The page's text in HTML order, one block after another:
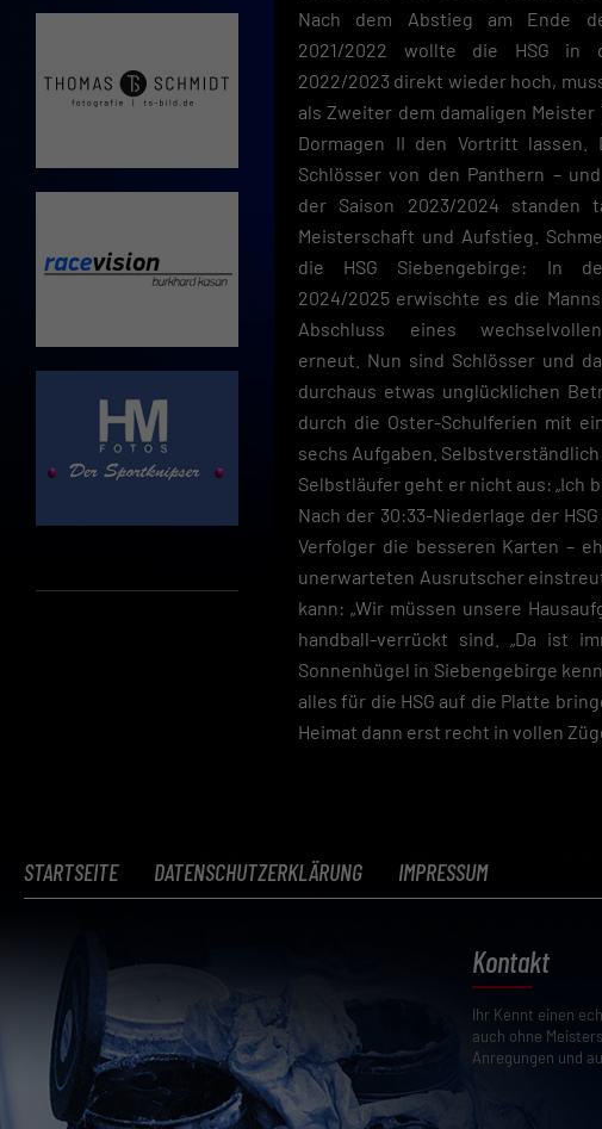
Nach dem Abstieg am Ende
2021/2022 wollte die HSG in
2022/2023 direkt wieder hoch,
als Zweiter dem damaligen Meister
Dormagen II den Vortritt lassen.
Schlösser von den Panthern –
der Saison 2023/2024 standen
Meisterschaft und Aufstieg.
die HSG Siebengebirge: In
2024/2025 erwischte es die
Abschluss eines
erneut. Nun sind Schlösser und
durchaus etwas unglücklichen
durch die Oster-Schulferien mit
sechs Aufgaben.
Selbstläufer geht er nicht aus: „Ich
Nach der 30:33-Niederlage der
Verfolger die besseren Karten –
unerwarteten Ausrutscher
kann: „Wir müssen unsere
handball-verrückt sind. „Da ist
Sonnenhügel in Siebengebirge
alles für die HSG auf die Platte
Heimat dann erst recht in vollen
STARTSEITE DATENSCHUTZERKLÄRUNG IMPRESSUM
Kontakt
Ihr Kennt einen
auch ohne
Anregungen und